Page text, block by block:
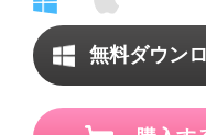
無料ダウン